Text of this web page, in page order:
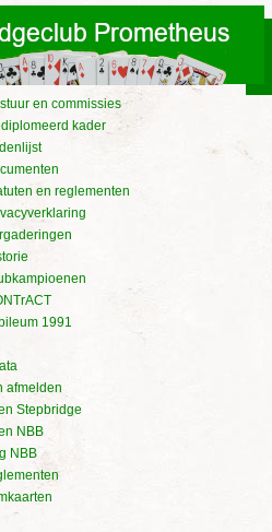
en commissies
kader
en reglementen
1991
afmelden
Stepbridge
NBB
NBB